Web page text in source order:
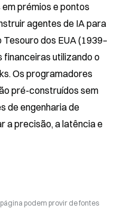
prémios e pontos
agentes de IA para
dos EUA (1939–
financeiras utilizando o
Os programadores
pré-construídos sem
de engenharia de
a precisão, a latência e
podem provir de fontes